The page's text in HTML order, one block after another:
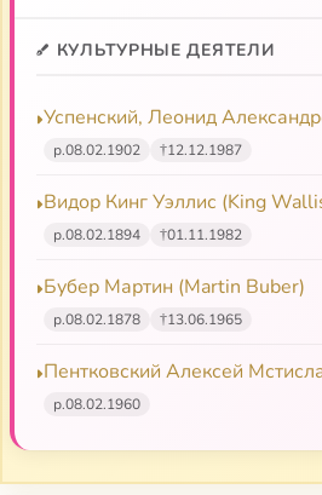
КУЛЬТУРНЫЕ ДЕЯТЕЛИ
Успенский, Леонид
р.08.02.1902 †12.12.1987
Видор Кинг Уэллис (King
р.08.02.1894 †01.11.1982
Бубер Мартин (Martin Buber)
р.08.02.1878 †13.06.1965
Пентковский Алексей
р.08.02.1960